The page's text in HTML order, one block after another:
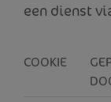
een dienst
COOKIE